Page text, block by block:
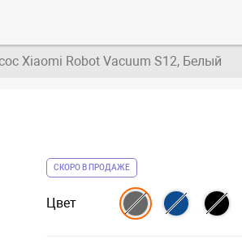
Xiaomi Robot Vacuum S12, Белый
СКОРО В ПРОДАЖЕ
Цвет